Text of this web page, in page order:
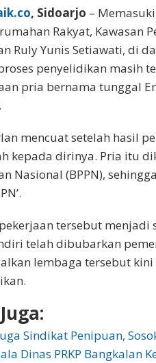
, Sidoarjo –
Rakyat, Kawasan
Ruly Yunis Setiawati, di
penyelidikan masih
pria bernama tunggal
mencuat setelah hasil
kepada dirinya. Pria itu
Nasional (BPPN),
tersebut
telah dibubarkan
lembaga tersebut
Sindikat Penipuan,
Dinas PRKP Bangkalan